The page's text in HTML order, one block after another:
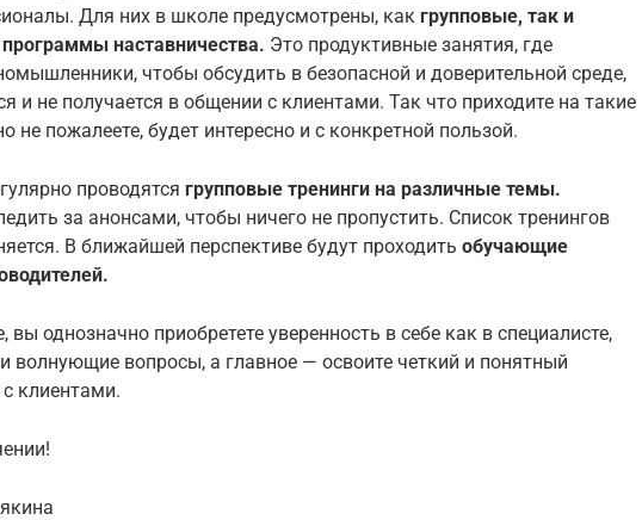
Для них в школе предусмотрены, как групповые, так и
наставничества. Это продуктивные занятия, где
чтобы обсудить в безопасной и доверительной среде,
и не получается в общении с клиентами. Так что приходите на такие
не пожалеете, будет интересно и с конкретной пользой.
проводятся групповые тренинги на различные темы.
за анонсами, чтобы ничего не пропустить. Список тренингов
В ближайшей перспективе будут проходить обучающие
вы однозначно приобретете уверенность в себе как в специалисте,
волнующие вопросы, а главное — освоите четкий и понятный
клиентами.